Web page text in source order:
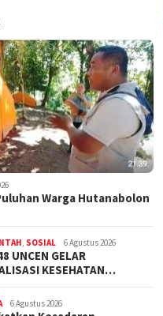
Warga Hutanabolon
, SOSIAL 6 Agustus 2026
UNCEN GELAR
KESEHATAN…
6 Agustus 2026